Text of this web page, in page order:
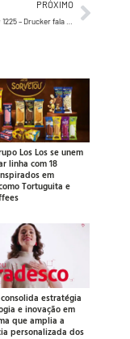
PRÓXIMO
Los Los se unem
linha com 18
em
Tortuguita e
estratégia
e inovação em
que amplia a
personalizada dos